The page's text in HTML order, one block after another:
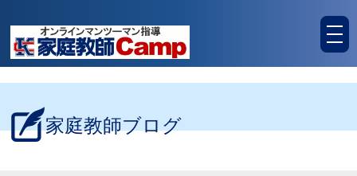
家庭教師ブログ